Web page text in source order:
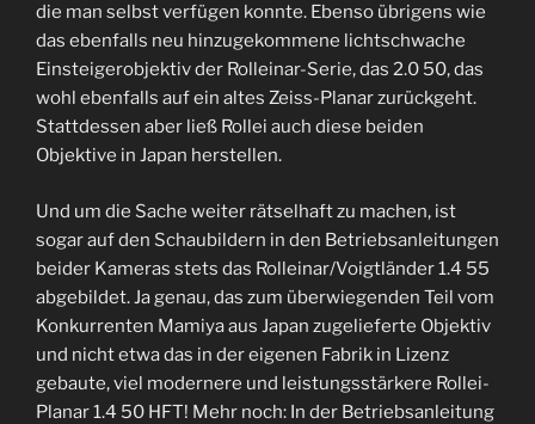
die man selbst verfügen konnte. Ebenso übrigens wie
das ebenfalls neu hinzugekommene lichtschwache
Einsteigerobjektiv der Rolleinar-Serie, das 2.0 50, das
wohl ebenfalls auf ein altes Zeiss-Planar zurückgeht.
Stattdessen aber ließ Rollei auch diese beiden
Objektive in Japan herstellen.
Und um die Sache weiter rätselhaft zu machen, ist
sogar auf den Schaubildern in den Betriebsanleitungen
beider Kameras stets das Rolleinar/Voigtländer 1.4 55
abgebildet. Ja genau, das zum überwiegenden Teil vom
Konkurrenten Mamiya aus Japan zugelieferte Objektiv
und nicht etwa das in der eigenen Fabrik in Lizenz
gebaute, viel modernere und leistungsstärkere Rollei-
Planar 1.4 50 HFT! Mehr noch: In der Betriebsanleitung